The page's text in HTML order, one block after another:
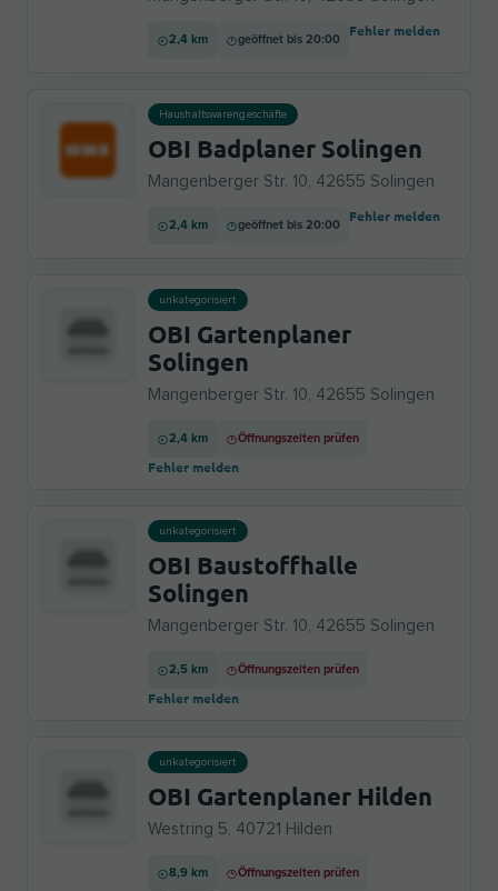
2,4 km geöffnet bis 20:00
Fehler melden
Haushaltswarengeschäfte
OBI Badplaner Solingen
Mangenberger Str. 10, 42655 Solingen
2,4 km geöffnet bis 20:00
Fehler melden
unkategorisiert
OBI Gartenplaner
Solingen
Mangenberger Str. 10, 42655 Solingen
2,4 km Öffnungszeiten prüfen
Fehler melden
unkategorisiert
OBI Baustoffhalle
Solingen
Mangenberger Str. 10, 42655 Solingen
2,5 km Öffnungszeiten prüfen
Fehler melden
unkategorisiert
OBI Gartenplaner Hilden
Westring 5, 40721 Hilden
8,9 km Öffnungszeiten prüfen